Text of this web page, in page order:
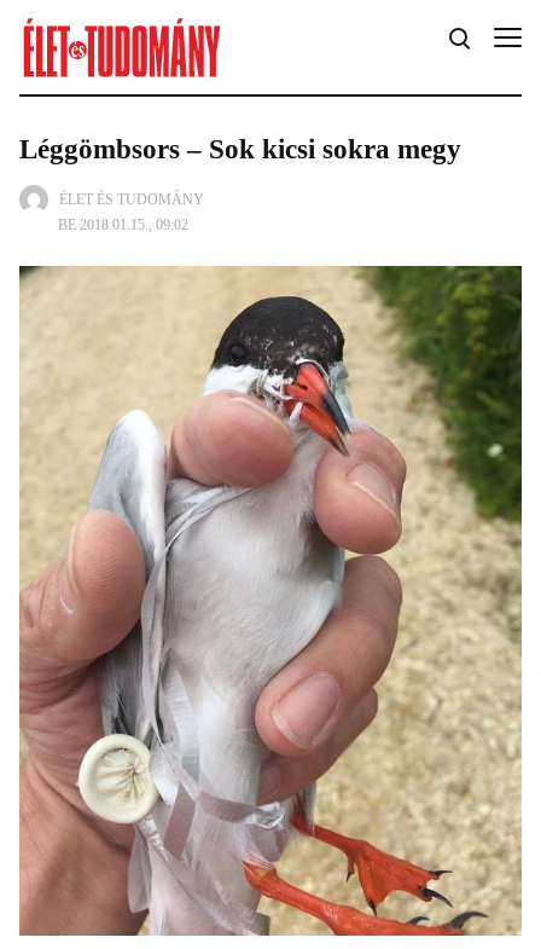
ÉLET ÉS TUDOMÁNY
BE 2018.01.15., 09:02
Léggömbsors – Sok kicsi sokra megy